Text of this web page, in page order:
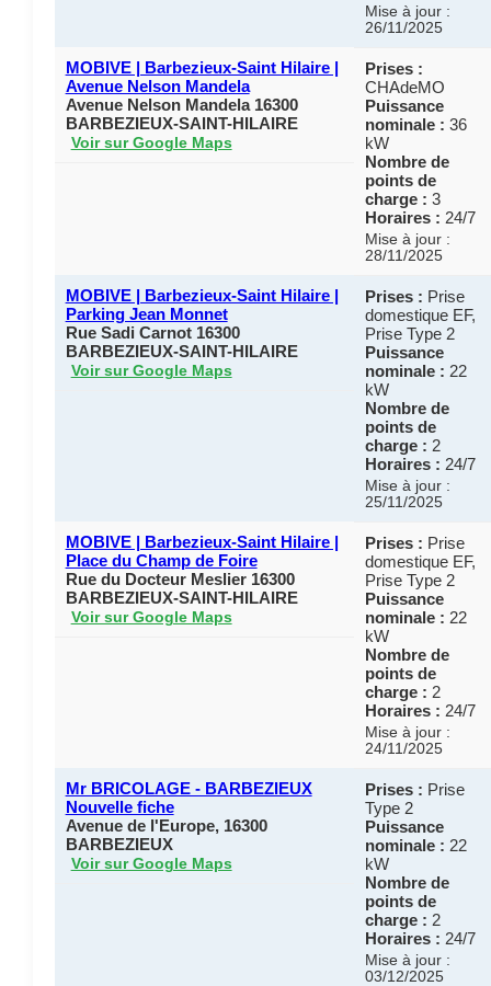
Mise à jour :
26/11/2025
MOBIVE | Barbezieux-Saint Hilaire |
Avenue Nelson Mandela
Avenue Nelson Mandela 16300
BARBEZIEUX-SAINT-HILAIRE
Voir sur Google Maps
Prises :
CHAdeMO
Puissance
nominale : 36
kW
Nombre de
points de
charge : 3
Horaires : 24/7
Mise à jour :
28/11/2025
MOBIVE | Barbezieux-Saint Hilaire |
Parking Jean Monnet
Rue Sadi Carnot 16300
BARBEZIEUX-SAINT-HILAIRE
Voir sur Google Maps
Prises : Prise
domestique EF,
Prise Type 2
Puissance
nominale : 22
kW
Nombre de
points de
charge : 2
Horaires : 24/7
Mise à jour :
25/11/2025
MOBIVE | Barbezieux-Saint Hilaire |
Place du Champ de Foire
Rue du Docteur Meslier 16300
BARBEZIEUX-SAINT-HILAIRE
Voir sur Google Maps
Prises : Prise
domestique EF,
Prise Type 2
Puissance
nominale : 22
kW
Nombre de
points de
charge : 2
Horaires : 24/7
Mise à jour :
24/11/2025
Mr BRICOLAGE - BARBEZIEUX
Nouvelle fiche
Avenue de l'Europe, 16300
BARBEZIEUX
Voir sur Google Maps
Prises : Prise
Type 2
Puissance
nominale : 22
kW
Nombre de
points de
charge : 2
Horaires : 24/7
Mise à jour :
03/12/2025